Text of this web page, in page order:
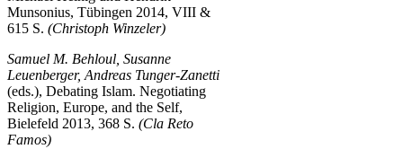
Munsonius, Tübingen 2014, VIII &
615 S. (Christoph Winzeler)
Samuel M. Behloul, Susanne
Leuenberger, Andreas Tunger-Zanetti
(eds.), Debating Islam. Negotiating
Religion, Europe, and the Self,
Bielefeld 2013, 368 S. (Cla Reto
Famos)